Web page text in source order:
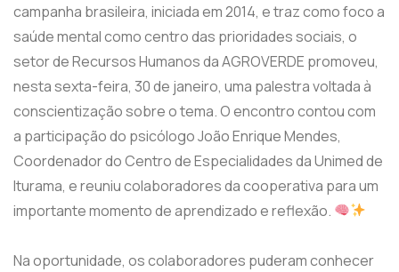
campanha brasileira, iniciada em 2014, e traz como foco a
saúde mental como centro das prioridades sociais, o
setor de Recursos Humanos da AGROVERDE promoveu,
nesta sexta-feira, 30 de janeiro, uma palestra voltada à
conscientização sobre o tema. O encontro contou com
a participação do psicólogo João Enrique Mendes,
Coordenador do Centro de Especialidades da Unimed de
Iturama, e reuniu colaboradores da cooperativa para um
importante momento de aprendizado e reflexão.
Na oportunidade, os colaboradores puderam conhecer